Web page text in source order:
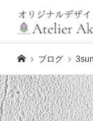
ブログ